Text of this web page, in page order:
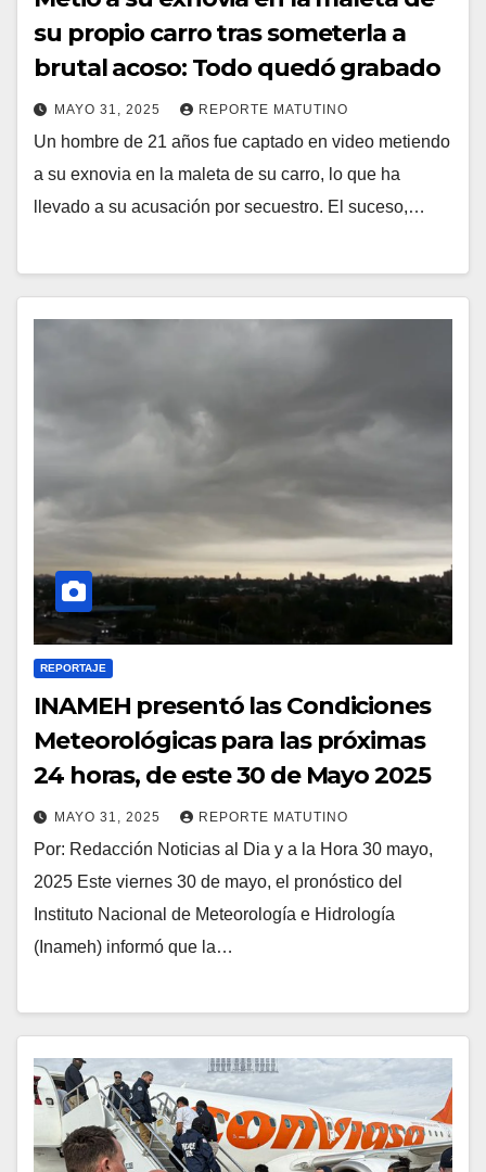
su propio carro tras someterla a
brutal acoso: Todo quedó grabado
MAYO 31, 2025 REPORTE MATUTINO
Un hombre de 21 años fue captado en video metiendo
a su exnovia en la maleta de su carro, lo que ha
llevado a su acusación por secuestro. El suceso,…
REPORTAJE
INAMEH presentó las Condiciones
Meteorológicas para las próximas
24 horas, de este 30 de Mayo 2025
MAYO 31, 2025 REPORTE MATUTINO
Por: Redacción Noticias al Dia y a la Hora 30 mayo,
2025 Este viernes 30 de mayo, el pronóstico del
Instituto Nacional de Meteorología e Hidrología
(Inameh) informó que la…